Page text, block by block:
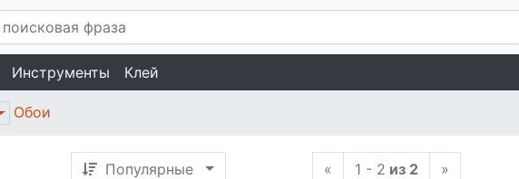
Инструменты Клей
Обои
Популярные « 1 - 2 из 2 »